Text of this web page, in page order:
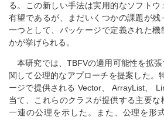
る。この新しい手法は実用的なソフトウ
有望であるが、まだいくつかの課題が
一つとして、パッケージで定義された機
かが挙げられる。
本研究では、TBFVの適用可能性を拡張
関して公理的なアプローチを提案した。
ージで提供される Vector、 ArrayList、
当て、これらのクラスが提供する主要な
一連の公理を示した。また、公理を形